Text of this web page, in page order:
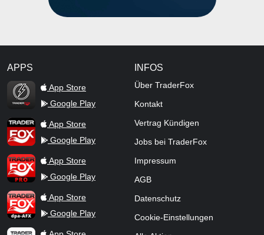
APPS
TraderFox Flash
App Store
Google Play
TraderFox AppApp Store
Google Play
TraderFox ProApp Store
Google Play
TraderFox dpa-AFX ProFeed
App Store
Google Play
TraderFox Live Trading
INFOS
Über TraderFox
Kontakt
Vertrag Kündigen
Jobs bei TraderFox
Impressum
AGB
Datenschutz
Cookie-Einstellungen